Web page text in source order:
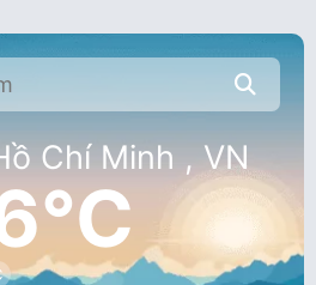
Chí Minh , VN